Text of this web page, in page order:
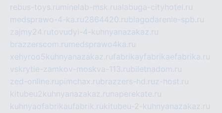
rebus-toys.ru minelab-msk.rualabuga-cityhotel.ru
medsprawo-4-ka.ru2864420.rublagodarenie-spb.ru
zajmy24.rutovudyi-4-kuhnyanazakaz.ru
brazzerscom.ru medsprawo4ka.ru
xehyroo5kuhnyanazakaz.rufabrikayfabrikaefabrika.ru
vskrytie-zamkov-moskva-113.rubiletnadom.ru
zed-online.rupimchax.rubrazzers-hd.ruz-host.ru
kitubeu2kuhnyanazakaz.ru naperekate.ru
kuhnyaofabrikaufabrik.rukitubeu-2-kuhnyanazakaz.ru